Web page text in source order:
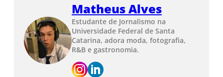
Matheus Alves
Estudante de Jornalismo na
Universidade Federal de Santa
Catarina, adora moda, fotografia,
R&B e gastronomia.